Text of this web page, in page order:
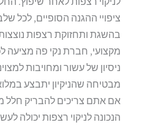
ציפויי ההגנה הסופיים, לכל
בהשגת ותחזוקת רצפות
מקצועי, חברת נקי פה מציעה
ניסיון של עשור ומחויבות
מבטיחה שהניקיון יתבצע
אם אתם צריכים להבריק חלל
הנכונה לניקוי רצפות יכולה